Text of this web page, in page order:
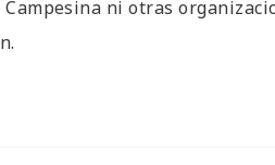
Campesina ni otras